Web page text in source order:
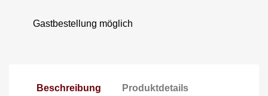
Gastbestellung möglich
Beschreibung Produktdetails